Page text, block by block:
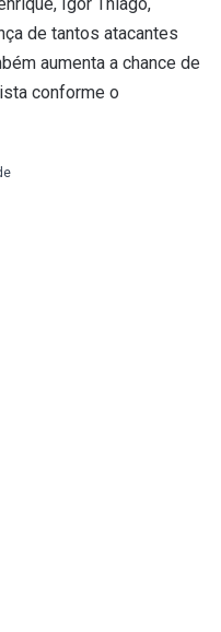
Igor Thiago,
de tantos atacantes
aumenta a chance de
conforme o